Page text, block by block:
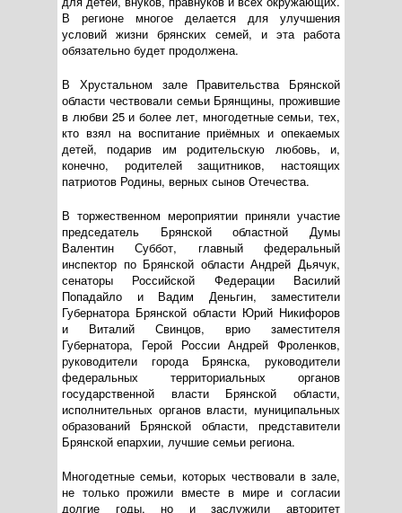
В регионе многое делается для улучшения
условий жизни брянских семей, и эта работа
обязательно будет продолжена.
В Хрустальном зале Правительства Брянской
области чествовали семьи Брянщины, прожившие
в любви 25 и более лет, многодетные семьи, тех,
кто взял на воспитание приёмных и опекаемых
детей, подарив им родительскую любовь, и,
конечно, родителей защитников, настоящих
патриотов Родины, верных сынов Отечества.
В торжественном мероприятии приняли участие
председатель Брянской областной Думы
Валентин Суббот, главный федеральный
инспектор по Брянской области Андрей Дьячук,
сенаторы Российской Федерации Василий
Попадайло и Вадим Деньгин, заместители
Губернатора Брянской области Юрий Никифоров
и Виталий Свинцов, врио заместителя
Губернатора, Герой России Андрей Фроленков,
руководители города Брянска, руководители
федеральных территориальных органов
государственной власти Брянской области,
исполнительных органов власти, муниципальных
образований Брянской области, представители
Брянской епархии, лучшие семьи региона.
Многодетные семьи, которых чествовали в зале,
не только прожили вместе в мире и согласии
долгие годы, но и заслужили авторитет